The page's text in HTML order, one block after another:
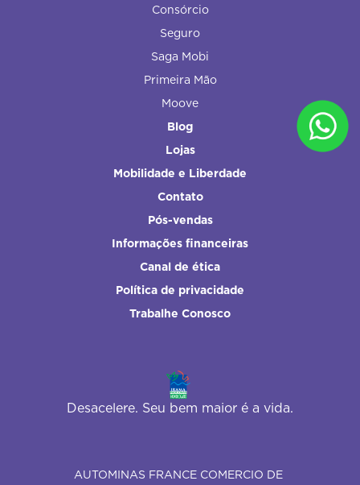
Consórcio
Seguro
Saga Mobi
Primeira Mão
Moove
Blog
Lojas
Mobilidade e Liberdade
Contato
Pós-vendas
Informações financeiras
Canal de ética
Política de privacidade
Trabalhe Conosco
Desacelere. Seu bem maior é a vida.
AUTOMINAS FRANCE COMERCIO DE